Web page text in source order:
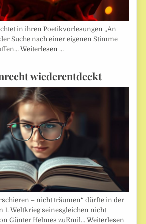
in ihren Poetikvorlesungen „An
Suche nach einer eigenen Stimme
Weiterlesen …
wiederentdeckt
– nicht träumen“ dürfte in der
1. Weltkrieg seinesgleichen nicht
Günter Helmes zuEmil…Weiterlesen